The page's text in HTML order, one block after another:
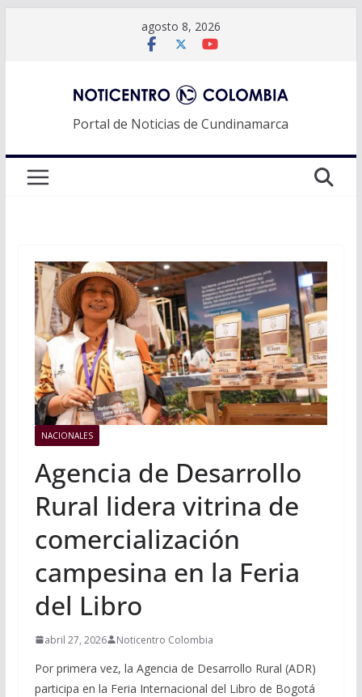
agosto 8, 2026
Portal de Noticias de Cundinamarca
NACIONALES
Agencia de Desarrollo
Rural lidera vitrina de
comercialización
campesina en la Feria
del Libro
abril 27, 2026 Noticentro Colombia
Por primera vez, la Agencia de Desarrollo Rural (ADR)
participa en la Feria Internacional del Libro de Bogotá